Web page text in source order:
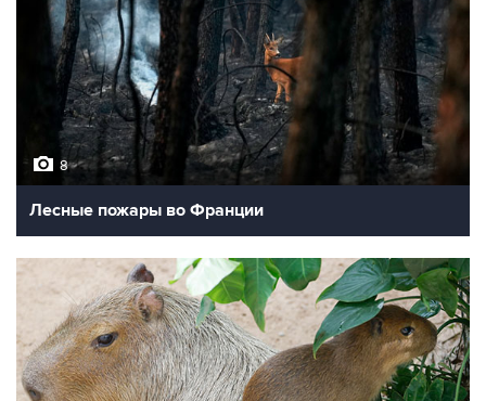
8
Лесные пожары во Франции